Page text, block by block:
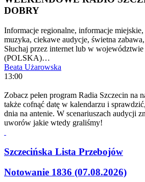
DOBRY
Informacje regionalne, informacje
muzyka, ciekawe audycje, świetna
Słuchaj przez internet lub w
(POLSKA)…
Beata Użarowska
13:00
Zobacz pełen program Radia Szczecin na
także cofnąć datę w kalendarzu i
dnia na antenie. W scenariuszach audycji
uworów jakie wtedy graliśmy!
Szczecińska Lista Przebojów
Notowanie 1836 (07.08.2026)